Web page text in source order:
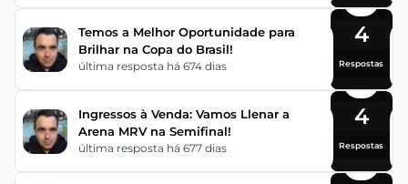
Temos a Melhor Oportunidade para
Brilhar na Copa do Brasil!
última resposta há 674 dias
4
Respostas
Ingressos à Venda: Vamos Llenar a
Arena MRV na Semifinal!
última resposta há 677 dias
4
Respostas